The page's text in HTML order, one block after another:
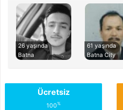
26 yaşında
Batna
61 yaşında
Batna City
Ücretsiz
100%